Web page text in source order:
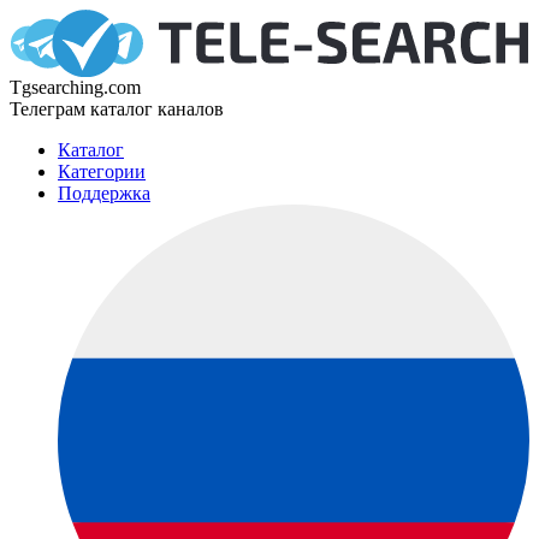
Tgsearching.com
Телеграм каталог каналов
Каталог
Категории
Поддержка